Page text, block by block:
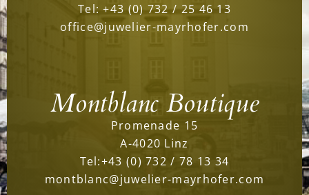
Tel:+43 (0) 732 / 25 46 13
office@juwelier-mayrhofer.com
Montblanc Boutique
Promenade 15
A-4020 Linz
Tel:+43 (0) 732 / 78 13 34
montblanc@juwelier-mayrhofer.com